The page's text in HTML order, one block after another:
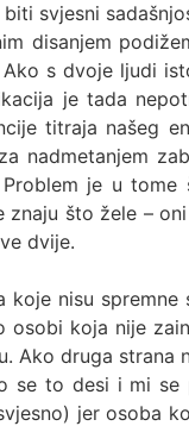
svjesni
disanjem
s dvoje ljudi
je tada
titraja našeg
nadmetanjem
je u
što žele –
dvije.
nisu
koja nije
Ako druga
se to desi i mi se
jer osoba